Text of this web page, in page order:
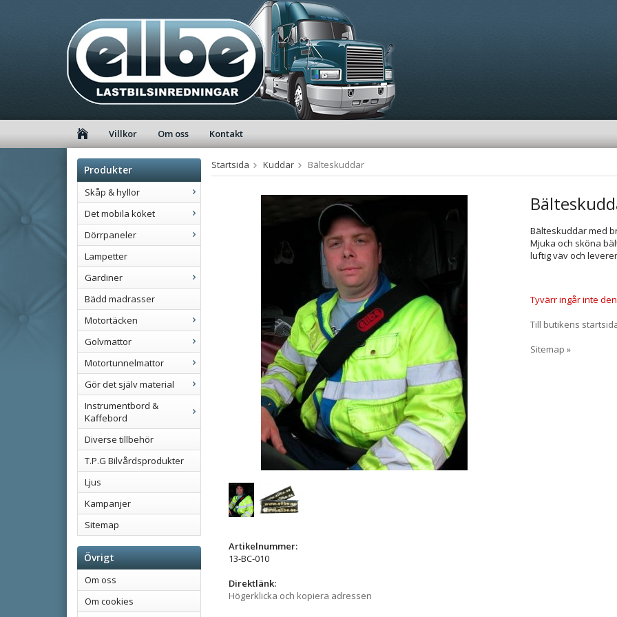
Villkor Om oss Kontakt
Produkter
Skåp & hyllor
Det mobila köket
Dörrpaneler
Lampetter
Gardiner
Bädd madrasser
Motortäcken
Golvmattor
Motortunnelmattor
Gör det själv material
Instrumentbord &
Kaffebord
Diverse tillbehör
T.P.G Bilvårdsprodukter
Ljus
Kampanjer
Sitemap
Övrigt
Om oss
Om cookies
Startsida Kuddar Bälteskuddar
Bälteskuddar med
Mjuka och sköna
luftig väv och
Tyvärr ingår inte
Till butikens
Sitemap »
Artikelnummer:
13-BC-010
Direktlänk:
Högerklicka och kopiera adressen